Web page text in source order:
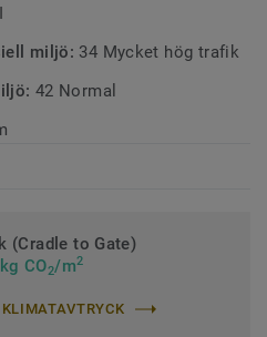
miljö: 34 Mycket hög trafik
42 Normal
(Cradle to Gate)
CO2/m2